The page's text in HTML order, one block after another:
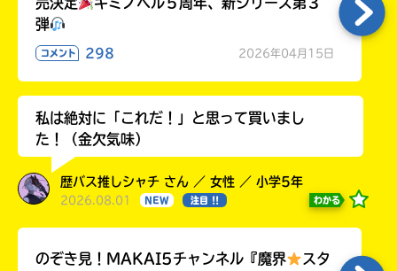
弾
コメント 298 2026年04月15日
私は絶対に「これだ！」と思って買いまし
た！（金欠気味）
歴バス推しシャチ さん ／ 女性 ／ 小学5年
2026.08.01 NEW 注目 !! わかる
のぞき見！MAKAI5チャンネル『魔界
スタ